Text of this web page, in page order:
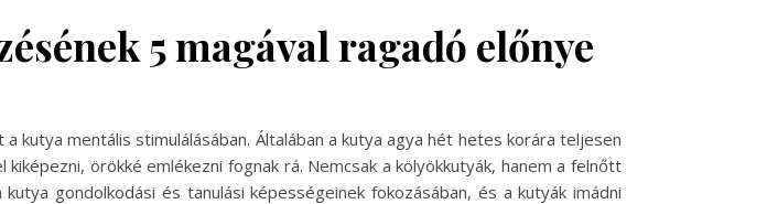
5 magával ragadó előnye
kutya mentális stimulálásában. Általában a kutya agya hét hetes korára teljesen
örökké emlékezni fognak rá. Nemcsak a kölyökkutyák, hanem a felnőtt
gondolkodási és tanulási képességeinek fokozásában, és a kutyák imádni